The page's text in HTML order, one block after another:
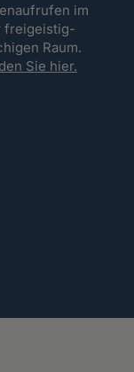
im
freigeistig-
Raum.
Sie hier.